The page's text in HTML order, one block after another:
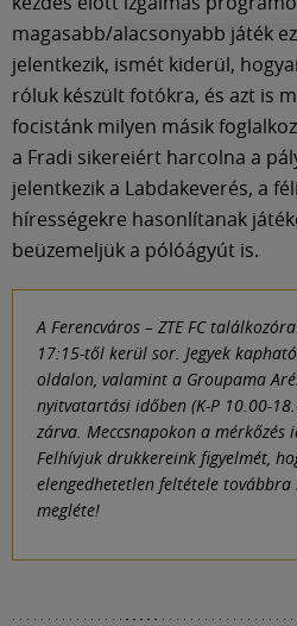
magasabb/alacsonyabb játék
jelentkezik, ismét kiderül,
róluk készült fotókra, és azt is
focistánk milyen másik
a Fradi sikereiért harcolna a
jelentkezik a Labdakeverés, a
hírességekre hasonlítanak
beüzemeljük a pólóágyút is.
A Ferencváros – ZTE FC
17:15-től kerül sor. Jegyek
oldalon, valamint a Groupama
nyitvatartási időben (K-P 10.00-
zárva. Meccsnapokon a mérkőzés
Felhívjuk drukkereink figyelmét,
elengedhetetlen feltétele
megléte!